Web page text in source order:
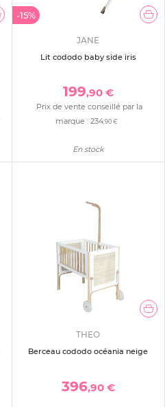
-15%
JANE
Lit cododo baby side iris
199,90 €
Prix de vente conseillé par la
marque :234,90 €
En stock
THEO
Berceau cododo océania neige
396,90 €